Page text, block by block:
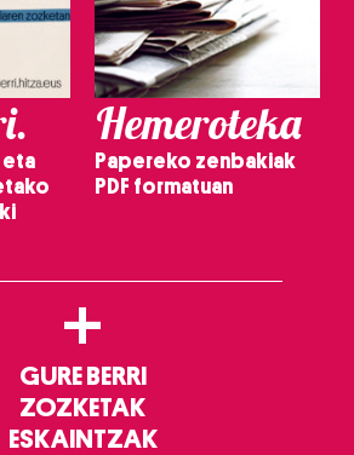
eta
Hemeroteka
Papereko zenbakiak
PDF formatuan
+
GURE BERRI
ZOZKETAK
ESKAINTZAK